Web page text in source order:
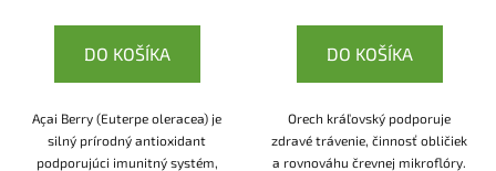
DO KOŠÍKA
Açai Berry (Euterpe oleracea) je
silný prírodný antioxidant
podporujúci imunitný systém,
DO KOŠÍKA
Orech kráľovský podporuje
zdravé trávenie, činnosť obličiek
a rovnováhu črevnej mikroflóry.